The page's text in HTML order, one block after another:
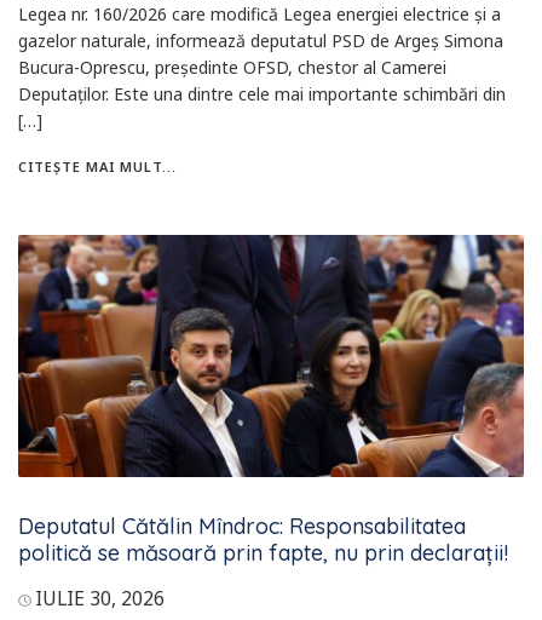
Legea nr. 160/2026 care modifică Legea energiei electrice și a
gazelor naturale, informează deputatul PSD de Argeș Simona
Bucura-Oprescu, președinte OFSD, chestor al Camerei
Deputaților. Este una dintre cele mai importante schimbări din
[…]
CITEȘTE MAI MULT...
Deputatul Cătălin Mîndroc: Responsabilitatea
politică se măsoară prin fapte, nu prin declarații!
IULIE 30, 2026